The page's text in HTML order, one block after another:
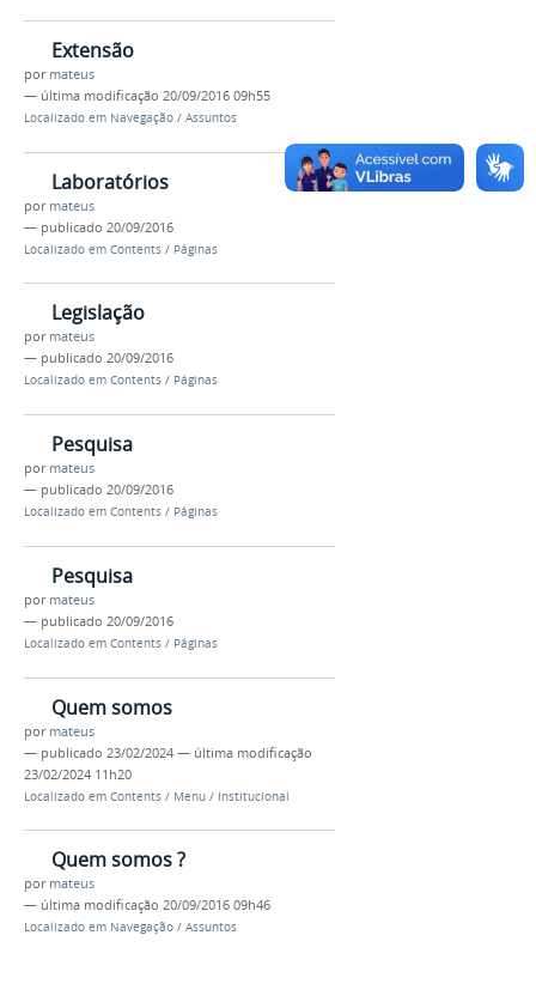
Extensão
por mateus
— última modificação 20/09/2016 09h55
Localizado em Navegação / Assuntos
Laboratórios
por mateus
— publicado 20/09/2016
Localizado em Contents / Páginas
Legislação
por mateus
— publicado 20/09/2016
Localizado em Contents / Páginas
Pesquisa
por mateus
— publicado 20/09/2016
Localizado em Contents / Páginas
Pesquisa
por mateus
— publicado 20/09/2016
Localizado em Contents / Páginas
Quem somos
por mateus
— publicado 23/02/2024 — última modificação
23/02/2024 11h20
Localizado em Contents / Menu / Institucional
Quem somos ?
por mateus
— última modificação 20/09/2016 09h46
Localizado em Navegação / Assuntos